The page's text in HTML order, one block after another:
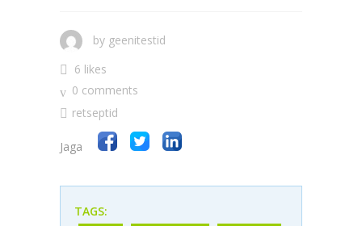
by geenitestid
6 likes
0 comments
retseptid
Jaga
TAGS: